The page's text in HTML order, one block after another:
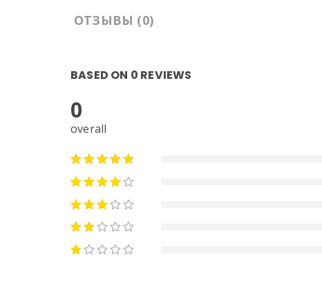
ОТЗЫВЫ (0)
BASED ON 0 REVIEWS
0
overall